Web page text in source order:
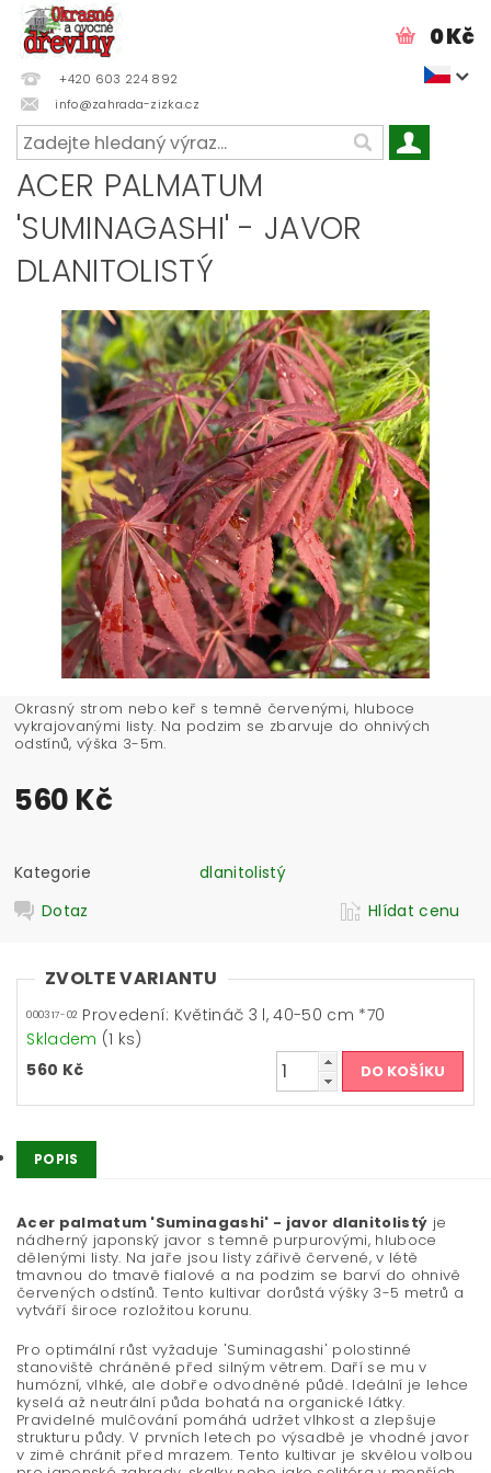
+420 603 224 892
info@zahrada-zizka.cz
0 Kč
ACER PALMATUM
'SUMINAGASHI' - JAVOR
DLANITOLISTÝ
Okrasný strom nebo keř s temně červenými, hluboce
vykrajovanými listy. Na podzim se zbarvuje do ohnivých
odstínů, výška 3-5m.
560 Kč
Kategorie
dlanitolistý
Dotaz
Hlídat cenu
ZVOLTE VARIANTU
000317-02 Provedení: Květináč 3 l, 40-50 cm *70
Skladem (1 ks)
560 Kč
POPIS
Acer palmatum 'Suminagashi' - javor dlanitolistý je
nádherný japonský javor s temně purpurovými, hluboce
dělenými listy. Na jaře jsou listy zářivě červené, v létě
tmavnou do tmavě fialové a na podzim se barví do ohnivě
červených odstínů. Tento kultivar dorůstá výšky 3-5 metrů a
vytváří široce rozložitou korunu.
Pro optimální růst vyžaduje 'Suminagashi' polostinné
stanoviště chráněné před silným větrem. Daří se mu v
humózní, vlhké, ale dobře odvodněné půdě. Ideální je lehce
kyselá až neutrální půda bohatá na organické látky.
Pravidelné mulčování pomáhá udržet vlhkost a zlepšuje
strukturu půdy. V prvních letech po výsadbě je vhodné javor
v zimě chránit před mrazem. Tento kultivar je skvělou volbou